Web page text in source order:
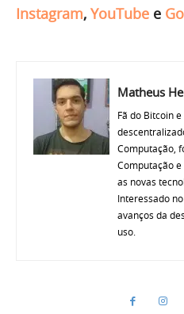
Instagram, YouTube e
Matheus
Fã do Bitcoin
Computação,
Computação
as novas
Interessado
avanços da
uso.